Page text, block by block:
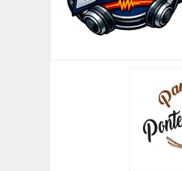
usato –
[ 07/08/
una
[ 07/08/
[ 29/08/